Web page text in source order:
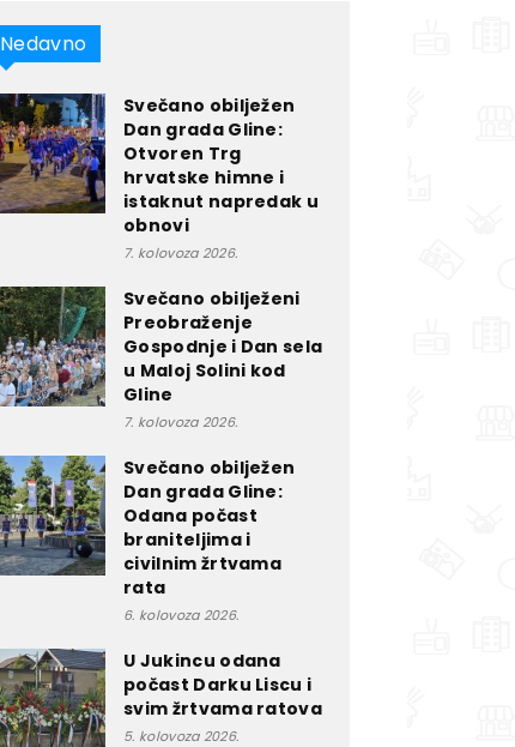
Nedavno
Svečano obilježen
Dan grada Gline:
Otvoren Trg
hrvatske himne i
istaknut napredak u
obnovi
7. kolovoza 2026.
Svečano obilježeni
Preobraženje
Gospodnje i Dan sela
u Maloj Solini kod
Gline
7. kolovoza 2026.
Svečano obilježen
Dan grada Gline:
Odana počast
braniteljima i
civilnim žrtvama
rata
6. kolovoza 2026.
U Jukincu odana
počast Darku Liscu i
svim žrtvama ratova
5. kolovoza 2026.